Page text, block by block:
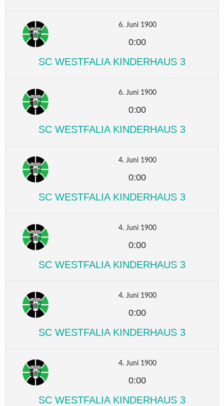
6. Juni 1900
0:00
SC WESTFALIA KINDERHAUS 3
6. Juni 1900
0:00
SC WESTFALIA KINDERHAUS 3
4. Juni 1900
0:00
SC WESTFALIA KINDERHAUS 3
4. Juni 1900
0:00
SC WESTFALIA KINDERHAUS 3
4. Juni 1900
0:00
SC WESTFALIA KINDERHAUS 3
4. Juni 1900
0:00
SC WESTFALIA KINDERHAUS 3